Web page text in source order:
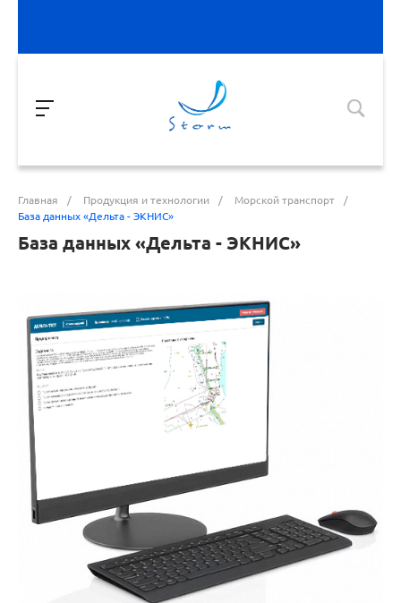
Главная / Продукция и технологии / Морской транспорт
/
База данных «Дельта - ЭКНИС»
База данных «Дельта - ЭКНИС»